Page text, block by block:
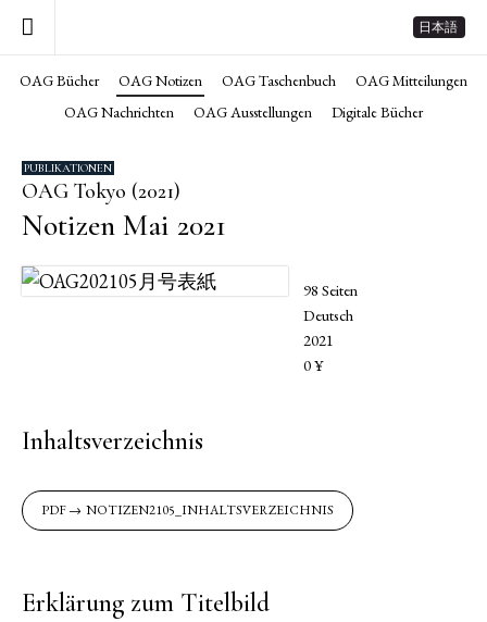
日本語
OAG Bücher OAG Notizen OAG Taschenbuch
OAG Mitteilungen
OAG Nachrichten
OAG Ausstellungen Digitale Bücher
PUBLIKATIONEN
OAG Tokyo (2021)
Notizen Mai 2021
98 Seiten
Deutsch
2021
0 ¥
Inhaltsverzeichnis
NOTIZEN2105_INHALTSVERZEICHNIS
Erklärung zum Titelbild